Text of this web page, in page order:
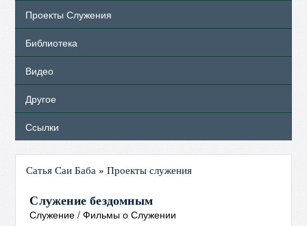
Проекты Служения
Библиотека
Видео
Другое
Ссылки
Сатья Саи Баба »Проекты служения
Служение бездомным
Служение /Фильмы о Служении